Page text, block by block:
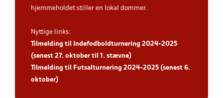
hjemmeholdet stiller en lokal dommer.
Nyttige links:
Tilmelding til Indefodboldturnering 2024-2025
(senest 27. oktober til 1. stævne)
Tilmelding til Futsalturnering 2024-2025 (senest 6.
oktober)